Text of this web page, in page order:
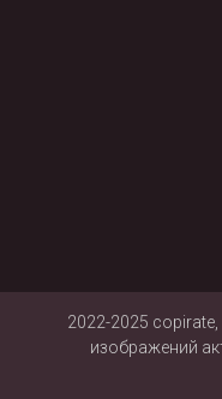
2022-2025
изображений